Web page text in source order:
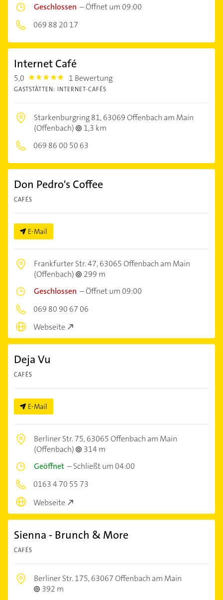
Geschlossen –Öffnet um 09:00
069 88 20 17
Internet Café
5,0 5.0 1 Bewertung
GASTSTÄTTEN: INTERNET-CAFÉS
Starkenburgring 81,63069 Offenbach am Main
(Offenbach)
1,3 km
069 86 00 50 63
Don Pedro's Coffee
CAFÉS
E-Mail
Frankfurter Str. 47,63065 Offenbach am Main
(Offenbach)
299 m
Geschlossen –Öffnet um 09:00
069 80 90 67 06
Webseite
Deja Vu
CAFÉS
E-Mail
Berliner Str. 75,63065 Offenbach am Main
(Offenbach)
314 m
Geöffnet –Schließt um 04:00
0163 4 70 55 73
Webseite
Sienna - Brunch & More
CAFÉS
Berliner Str. 175,63067 Offenbach am Main
392 m